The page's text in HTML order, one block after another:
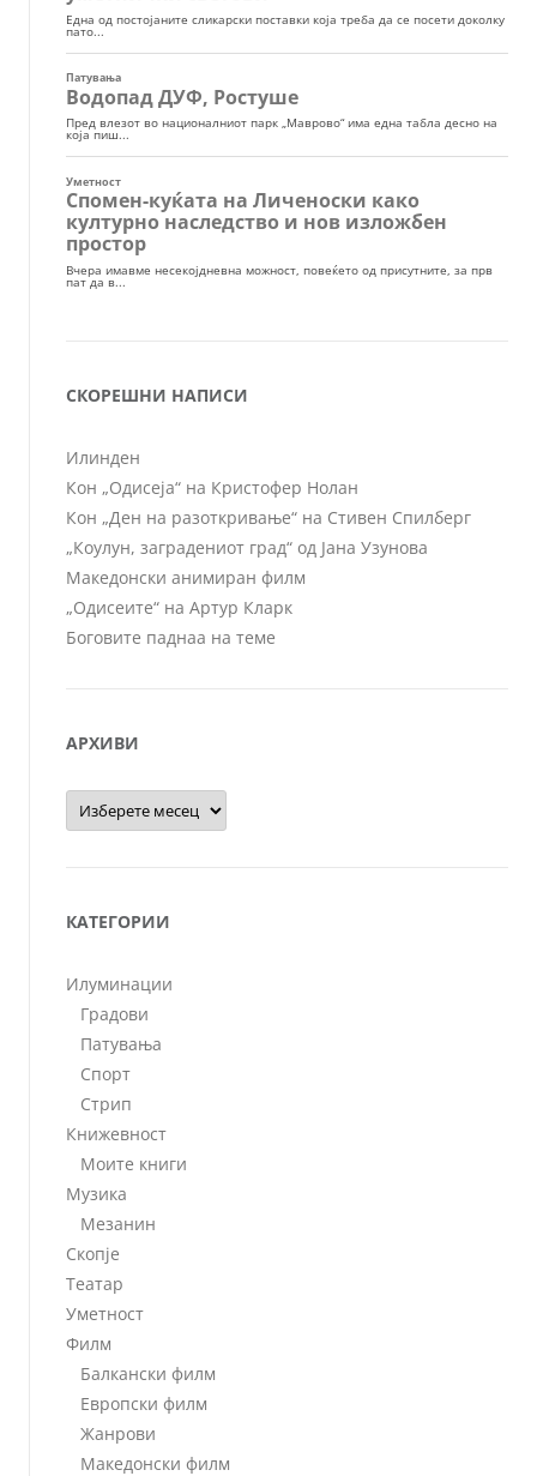
СКОРЕШНИ НАПИСИ
Илинден
Кон „Одисеја“ на Кристофер Нолан
Кон „Ден на разоткривање“ на Стивен Спилберг
„Коулун, заградениот град“ од Јана Узунова
Македонски анимиран филм
„Одисеите“ на Артур Кларк
Боговите паднаа на теме
АРХИВИ
Архиви
КАТЕГОРИИ
Илуминации
Градови
Патувања
Спорт
Стрип
Книжевност
Моите книги
Музика
Мезанин
Скопје
Театар
Уметност
Филм
Балкански филм
Европски филм
Жанрови
Македонски филм